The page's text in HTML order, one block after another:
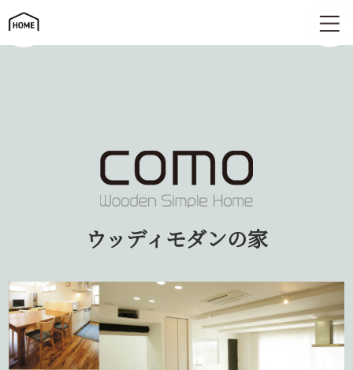
ウッディモダンの家 | como コモ
ウッディモダンの家